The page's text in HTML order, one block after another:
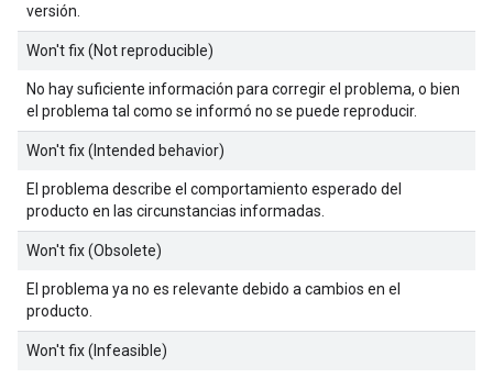
versión.
Won't fix (Not reproducible)
No hay suficiente información para corregir el problema, o bien
el problema tal como se informó no se puede reproducir.
Won't fix (Intended behavior)
El problema describe el comportamiento esperado del
producto en las circunstancias informadas.
Won't fix (Obsolete)
El problema ya no es relevante debido a cambios en el
producto.
Won't fix (Infeasible)